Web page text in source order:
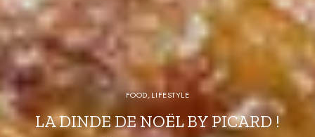
FOOD,LIFESTYLE
LA DINDE DE NOËL BY PICARD !